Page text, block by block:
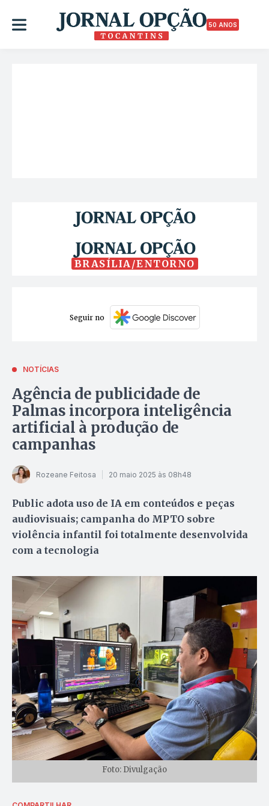
50 ANOS
BRASÍLIA/ENTORNO
Seguir no
NOTÍCIAS
Agência de publicidade de
Palmas incorpora inteligência
artificial à produção de
campanhas
Rozeane Feitosa 20 maio 2025 às 08h48
Public adota uso de IA em conteúdos e peças
audiovisuais; campanha do MPTO sobre
violência infantil foi totalmente desenvolvida
com a tecnologia
Foto: Divulgação